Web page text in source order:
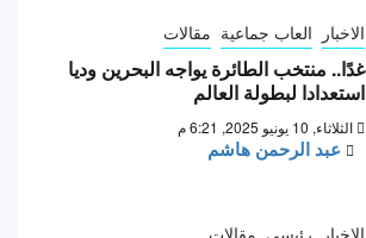
الاخبار العاب جماعية مقالات
غدًا.. منتخب الطائرة يواجه البحرين وديا
استعدادا لبطولة العالم
الثلاثاء, 10 يونيو 2025, 6:21 م
عبد الرحمن هاشم
الاخبار رئيسى مقالات